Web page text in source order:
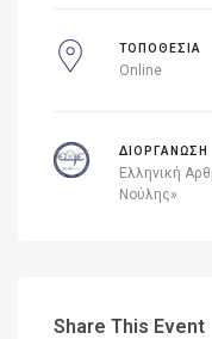
ΤΟΠΟΘΕΣΙΑ
Online
ΔΙΟΡΓΑΝΩΣΗ
Ελληνική
Νούλης»
Share This Event